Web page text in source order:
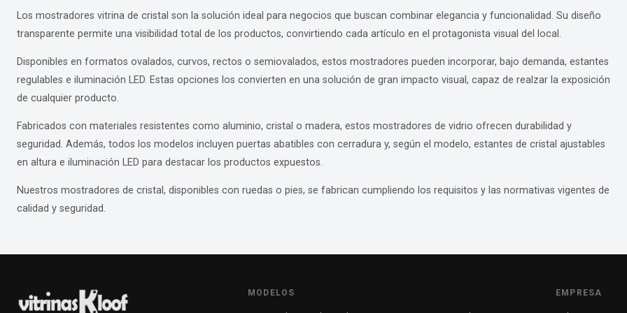
Los mostradores vitrina de cristal son la solución ideal para negocios que buscan combinar elegancia y funcionalidad. Su diseño
transparente permite una visibilidad total de los productos, convirtiendo cada artículo en el protagonista visual del local.
Disponibles en formatos ovalados, curvos, rectos o semiovalados, estos mostradores pueden incorporar, bajo demanda, estantes
regulables e iluminación LED. Estas opciones los convierten en una solución de gran impacto visual, capaz de realzar la exposición
de cualquier producto.
Fabricados con materiales resistentes como aluminio, cristal o madera, estos mostradores de vidrio ofrecen durabilidad y
seguridad. Además, todos los modelos incluyen puertas abatibles con cerradura y, según el modelo, estantes de cristal ajustables
en altura e iluminación LED para destacar los productos expuestos.
Nuestros mostradores de cristal, disponibles con ruedas o pies, se fabrican cumpliendo los requisitos y las normativas vigentes de
calidad y seguridad.
MODELOS EMPRESA